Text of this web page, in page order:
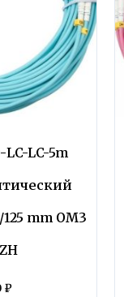
LC-5m
mm OM3
₽